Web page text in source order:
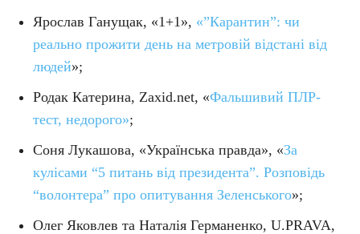
Ярослав Ганущак, «1+1», «”Карантин”: чи
реально прожити день на метровій відстані від
людей»;
Родак Катерина, Zaxid.net, «Фальшивий ПЛР-
тест, недорого»;
Соня Лукашова, «Українська правда», «За
кулісами “5 питань від президента”. Розповідь
“волонтера” про опитування Зеленського»;
Олег Яковлев та Наталія Германенко, U.PRAVA,